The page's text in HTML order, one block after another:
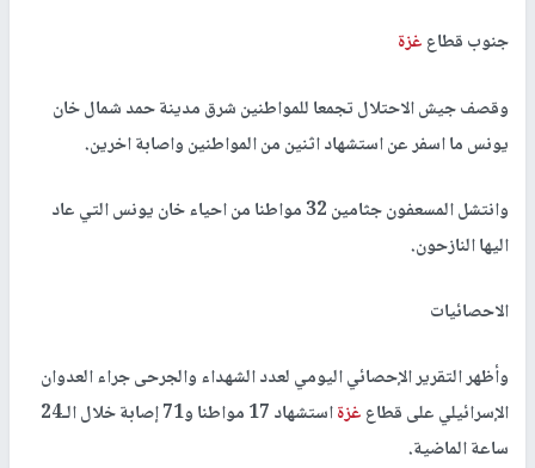
جنوب قطاعغزة
وقصف جيش الاحتلال تجمعا للمواطنين شرق مدينة حمد شمال خان
يونس ما اسفر عن استشهاد اثنين من المواطنين واصابة اخرين.
وانتشل المسعفون جثامين 32 مواطنا من احياء خان يونس التي عاد
اليها النازحون.
الاحصائيات
وأظهر التقرير الإحصائي اليومي لعدد الشهداء والجرحى جراء العدوان
الإسرائيلي على قطاعغزة
استشهاد 17 مواطنا و71 إصابة خلال الـ24
ساعة الماضية.